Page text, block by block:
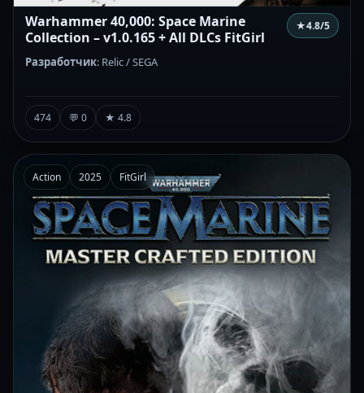
Warhammer 40,000: Space Marine
Collection – v1.0.165 + All DLCs FitGirl
★4.8/5
Разработчик: Relic / SEGA
474 💬 0 ★ 4.8
Action 2025 FitGirl